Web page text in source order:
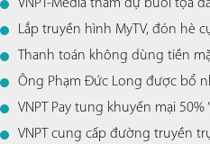
VNPT-Media tham dự buổi tọa
Lắp truyền hình MyTV, đón hè
Thanh toán không dùng tiền
Ông Phạm Đức Long được bổ
VNPT Pay tung khuyến mại
VNPT cung cấp đường truyền